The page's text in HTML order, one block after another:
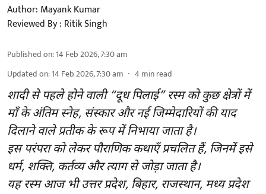
Author: Mayank Kumar
Reviewed By : Ritik Singh
Published on:14 Feb 2026, 7:30 am
Updated on:14 Feb 2026, 7:30 am 4 min read
शादी से पहले होने वाली “दूध पिलाई” रस्म को कुछ क्षेत्रों में
माँ के अंतिम स्नेह, संस्कार और नई जिम्मेदारियों की याद
दिलाने वाले प्रतीक के रूप में निभाया जाता है।
इस परंपरा को लेकर पौराणिक कथाएँ प्रचलित हैं, जिनमें इसे
धर्म, शक्ति, कर्तव्य और त्याग से जोड़ा जाता है।
यह रस्म आज भी उत्तर प्रदेश, बिहार, राजस्थान, मध्य प्रदेश